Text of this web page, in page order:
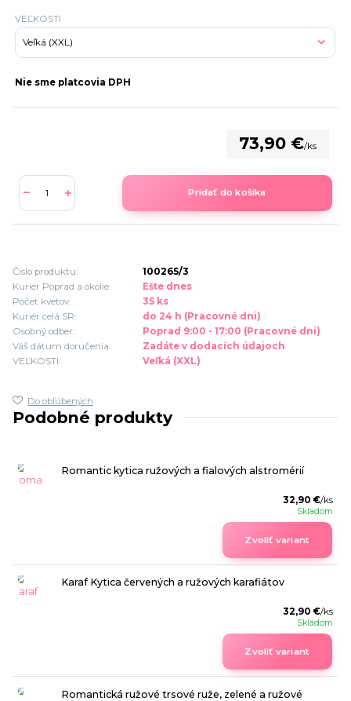
VEĽKOSTI
Nie sme platcovia DPH
73,90 €/ks
Pridať do košíka
Číslo produktu:
100265/3
Kuriér Poprad a okolie:
Ešte dnes
Počet kvetov:
35 ks
Kuriér celá SR:
do 24 h (Pracovné dni)
Osobný odber:
Poprad 9:00 - 17:00 (Pracovné dni)
Váš dátum doručenia:
Zadáte v dodacích údajoch
VEĽKOSTI:
Veľká (XXL)
Do obľúbených
Podobné produkty
Romantic kytica ružových a fialových alstromérií
32,90 €/ks
Skladom
Zvoliť variant
Karaf Kytica červených a ružových karafiátov
32,90 €/ks
Skladom
Zvoliť variant
Romantická ružové trsové ruže, zelené a ružové